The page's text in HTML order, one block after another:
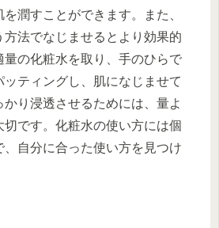
潤すことができます。また、
法でなじませるとより効果的
量の化粧水を取り、手のひらで
ティングし、肌になじませて
かり浸透させるためには、量よ
切です。化粧水の使い方には個
、自分に合った使い方を見つけ